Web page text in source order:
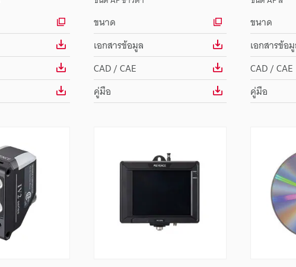
ขนาด
เอกสารข้อมูล
CAD / CAE
คู่มือ
ขนาด
เอกสารข้อ
CAD / CAE
คู่มือ